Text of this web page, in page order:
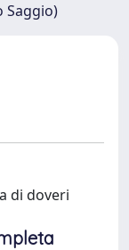
Saggio)
di doveri